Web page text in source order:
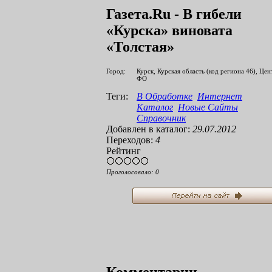
Газета.Ru - В гибели
«Курска» виновата
«Толстая»
Город:
Курск, Курская область (код региона 46),
ФО
Теги: В Обработке Интернет
Каталог Новые Сайты
Справочник
Добавлен в каталог: 29.07.2012
Переходов: 4
Рейтинг
Проголосовало: 0